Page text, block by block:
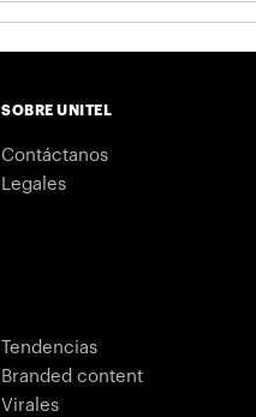
SOBRE UNITEL
Contáctanos
Legales
Tendencias
Branded content
Virales